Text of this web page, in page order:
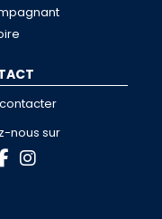
nous sur